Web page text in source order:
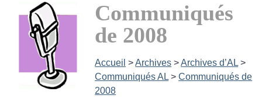
Communiqués
de 2008
Accueil >Archives >Archives d’AL >
Communiqués AL >Communiqués de
2008